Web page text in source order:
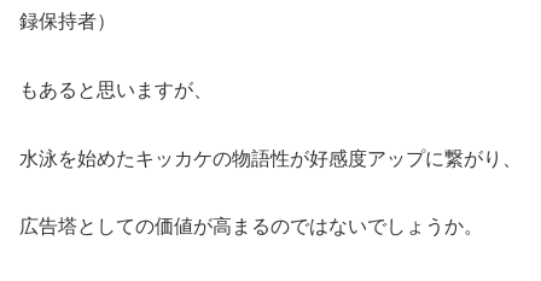
録保持者）
もあると思いますが、
水泳を始めたキッカケの物語性が好感度アップに繋がり、
広告塔としての価値が高まるのではないでしょうか。